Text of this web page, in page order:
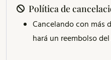
Política de
Cancelando con más
hará un reembolso